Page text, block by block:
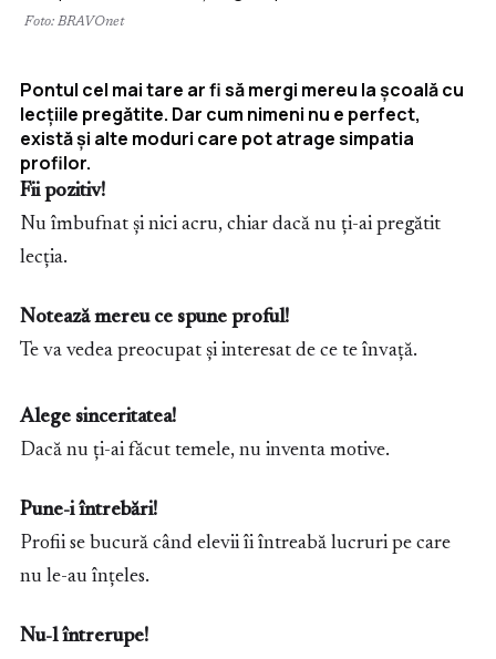
Foto: BRAVOnet
Pontul cel mai tare ar fi să mergi mereu la școală cu
lecțiile pregătite. Dar cum nimeni nu e perfect,
există și alte moduri care pot atrage simpatia
profilor.
Fii pozitiv!
Nu îmbufnat și nici acru, chiar dacă nu ți-ai pregătit
lecția.
Notează mereu ce spune proful!
Te va vedea preocupat și interesat de ce te învață.
Alege sinceritatea!
Dacă nu ți-ai făcut temele, nu inventa motive.
Pune-i întrebări!
Profii se bucură când elevii îi întreabă lucruri pe care
nu le-au înțeles.
Nu-l întrerupe!